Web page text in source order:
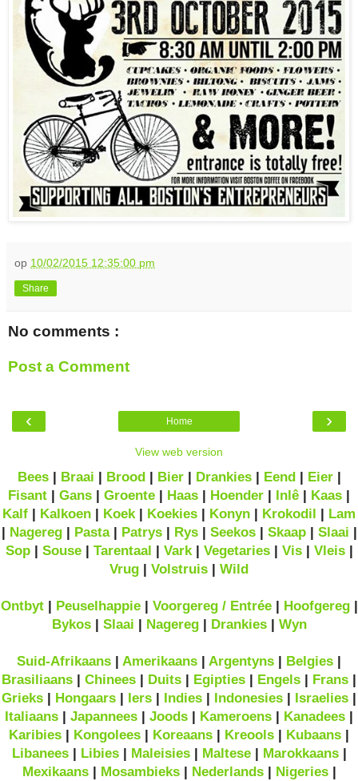
op 10/02/2015 12:35:00 pm
Share
No comments :
Post a Comment
‹ ›
Home
View web version
Bees| Braai Brood Bier| Drankies| Eend Eier|
Fisant
Gans Groente Haas Hoender Inlê Kaas
Kalf
Kalkoen Koek| Koekies Konyn Krokodil
Lam
Nagereg| Pasta| Patrys| Rys| Seekos| Skaap| Slaai
Sop| Souse| Tarentaal Vark| Vegetaries| Vis| Vleis|
Vrug
Volstruis Wild
Ontbyt| Peuselhappie| Voorgereg / Entrée| Hoofgereg|
Bykos| Slaai Nagereg| Drankies| Wyn
Suid-Afrikaans Amerikaans Argentyns Belgies
Brasiliaans
Chinees Duits Egipties Engels Frans
Grieks
Hongaars Iers Indies Indonesies Israelies
Italiaans
Japannees Joods Kameroens Kanadees
Karibies
Kongolees Koreaans Kreools Kubaans
Libanees| Libies| Maleisies| Maltese| Marokkaans|
Mexikaans| Mosambieks| Nederlands| Nigeries|